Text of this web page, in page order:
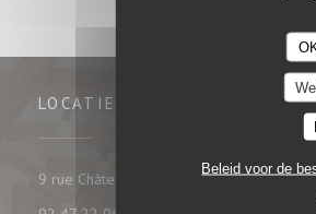
Beleid voor de
LOCATIE
9 rue Châteauneuf 37000 tours((opent in